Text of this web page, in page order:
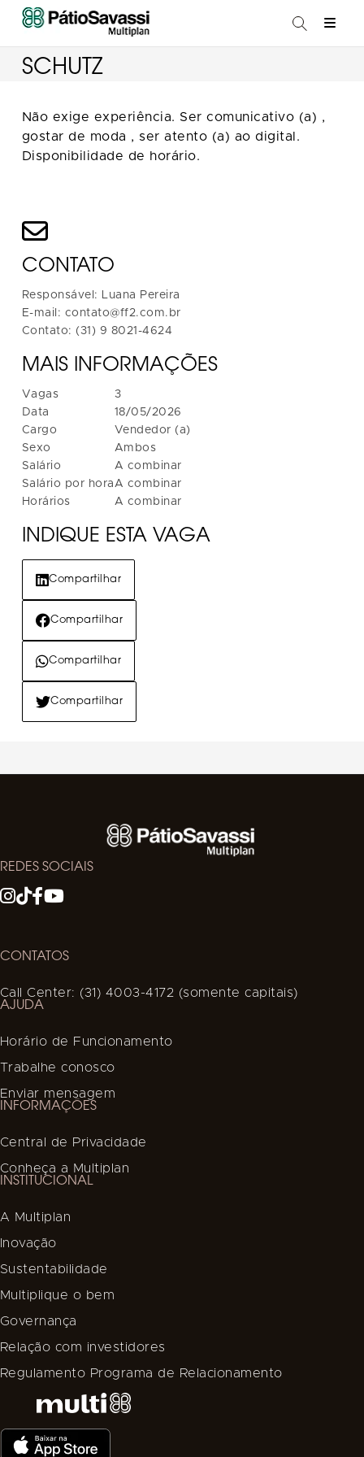
SCHUTZ
CONTATO
Responsável: Luana Pereira
E-mail: contato@ff2.com.br
Contato: (31) 9 8021-4624
MAIS INFORMAÇÕES
Vagas
Data
Cargo
Sexo
Salário
Salário por hora
Horários
3
18/05/2026
Vendedor (a)
Ambos
A combinar
A combinar
A combinar
INDIQUE ESTA VAGA
Compartilhar
Compartilhar
Compartilhar
Compartilhar
Não exige experiência. Ser comunicativo (a) ,
gostar de moda , ser atento (a) ao digital.
Disponibilidade de horário.
REDES SOCIAIS
CONTATOS
Call Center: (31) 4003-4172 (somente capitais)
AJUDA
Horário de Funcionamento
Trabalhe conosco
Enviar mensagem
INFORMAÇÕES
Central de Privacidade
Conheça a Multiplan
INSTITUCIONAL
A Multiplan
Inovação
Sustentabilidade
Multiplique o bem
Governança
Relação com investidores
Regulamento Programa de Relacionamento